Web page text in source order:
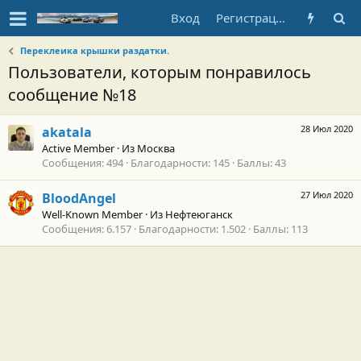
Вход Регистрация
Переклеика крышки раздатки.
Пользователи, которым понравилось
сообщение №18
28 Июл 2020
akatala
Active Member · Из Москва
Сообщения 494 Благодарности 145 Баллы 43
27 Июл 2020
BloodAngel
Well-Known Member · Из Нефтеюганск
Сообщения 6.157 Благодарности 1.502 Баллы 113